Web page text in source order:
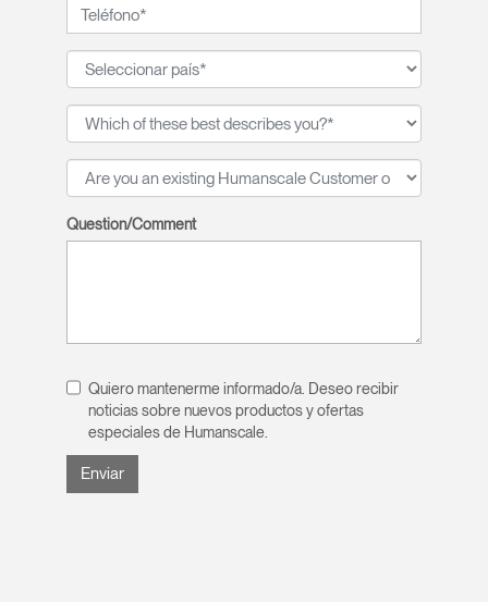
Question/Comment
Quiero mantenerme informado/a. Deseo recibir
noticias sobre nuevos productos y ofertas
especiales de Humanscale.